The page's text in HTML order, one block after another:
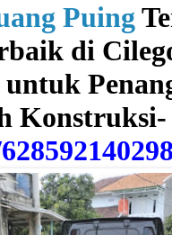
Puing
di
Konstruksi-